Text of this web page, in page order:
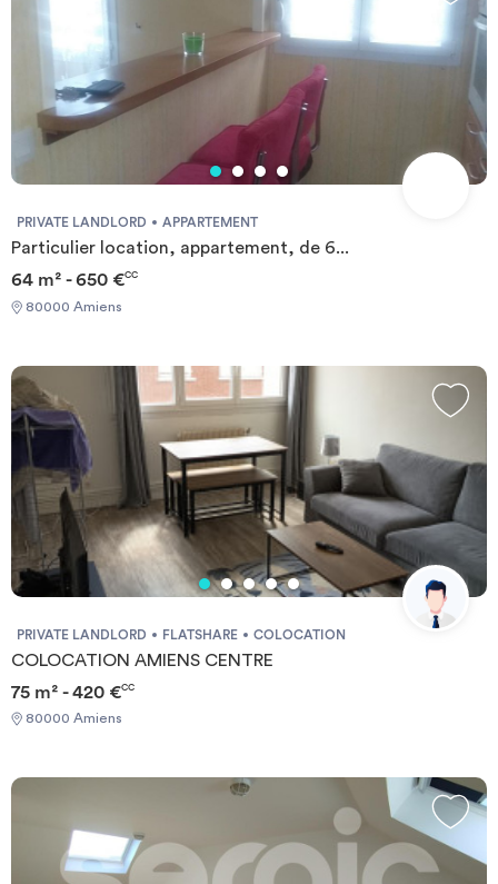
PRIVATE LANDLORD APPARTEMENT
Particulier location, appartement, de 6...
64 m² - 650 €CC
80000 Amiens
PRIVATE LANDLORD FLATSHARE COLOCATION
COLOCATION AMIENS CENTRE
75 m² - 420 €CC
80000 Amiens